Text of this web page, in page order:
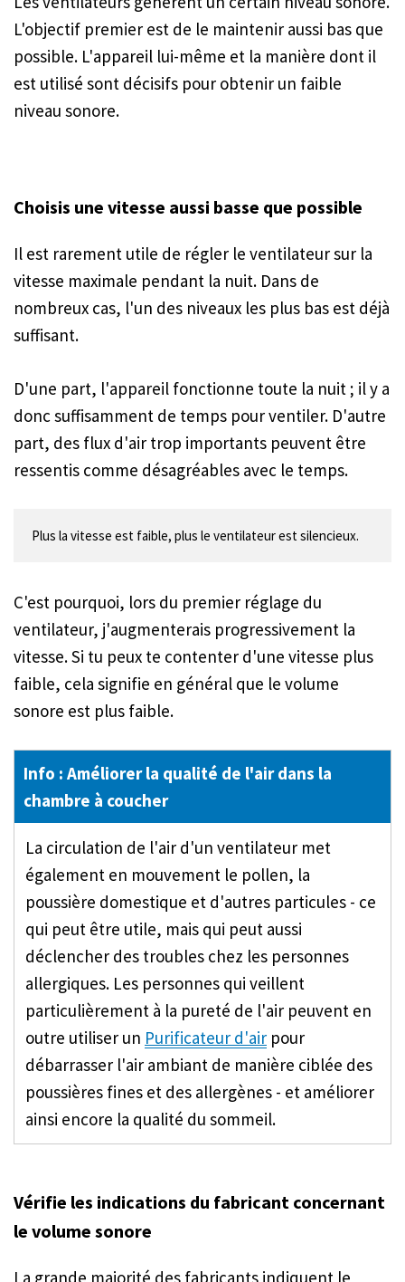
L'objectif premier est de le maintenir aussi bas que
possible. L'appareil lui-même et la manière dont il
est utilisé sont décisifs pour obtenir un faible
niveau sonore.
Choisis une vitesse aussi basse que possible
Il est rarement utile de régler le ventilateur sur la
vitesse maximale pendant la nuit. Dans de
nombreux cas, l'un des niveaux les plus bas est déjà
suffisant.
D'une part, l'appareil fonctionne toute la nuit ; il y a
donc suffisamment de temps pour ventiler. D'autre
part, des flux d'air trop importants peuvent être
ressentis comme désagréables avec le temps.
C'est pourquoi, lors du premier réglage du
ventilateur, j'augmenterais progressivement la
vitesse. Si tu peux te contenter d'une vitesse plus
faible, cela signifie en général que le volume
sonore est plus faible.
Info : Améliorer la qualité de l'air dans la
chambre à coucher
La circulation de l'air d'un ventilateur met
également en mouvement le pollen, la
poussière domestique et d'autres particules - ce
qui peut être utile, mais qui peut aussi
déclencher des troubles chez les personnes
allergiques. Les personnes qui veillent
particulièrement à la pureté de l'air peuvent en
outre utiliser un Purificateur d'air pour
débarrasser l'air ambiant de manière ciblée des
poussières fines et des allergènes - et améliorer
ainsi encore la qualité du sommeil.
Vérifie les indications du fabricant concernant
le volume sonore